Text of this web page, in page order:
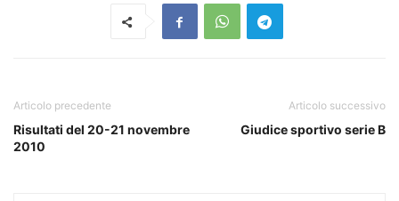
Articolo precedente
Risultati del 20-21 novembre
2010
Articolo successivo
Giudice sportivo serie B